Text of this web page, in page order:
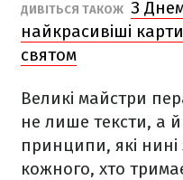
ДИВІТЬСЯ ТАКОЖ З
найкрасивіші
святом
Великі майстри
не лише тексти, а
принципи, які нині
кожного, хто